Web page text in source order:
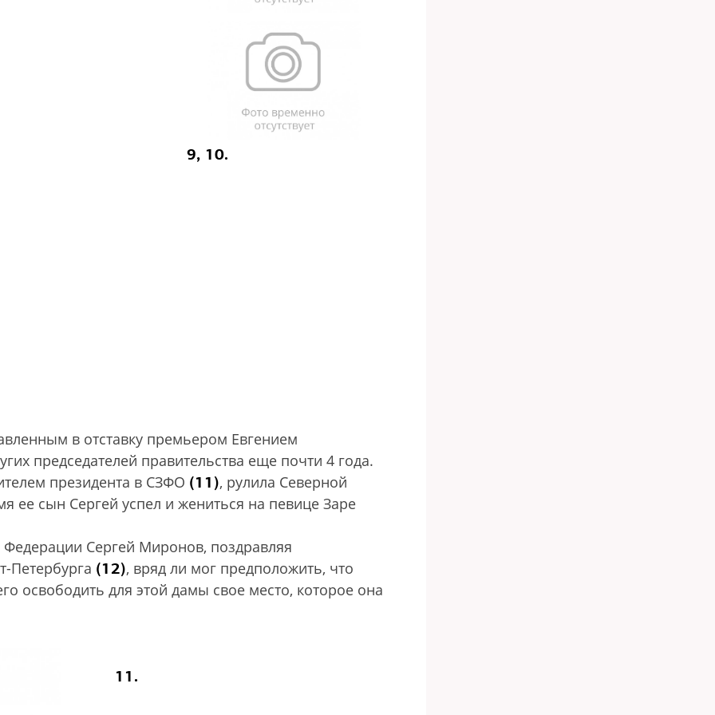
9, 10.
в отставку премьером Евгением
председателей правительства еще почти 4 года.
президента в СЗФО (11), рулила Северной
ее сын Сергей успел и жениться на певице Заре
Федерации Сергей Миронов, поздравляя
Петербурга (12), вряд ли мог предположить, что
освободить для этой дамы свое место, которое она
11.